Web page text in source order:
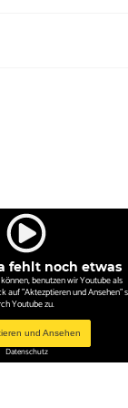
fehlt noch etwas
benutzen wir Youtube als
auf "Aktezptieren und Ansehen"
Youtube zu.
und Ansehen
Datenschutz